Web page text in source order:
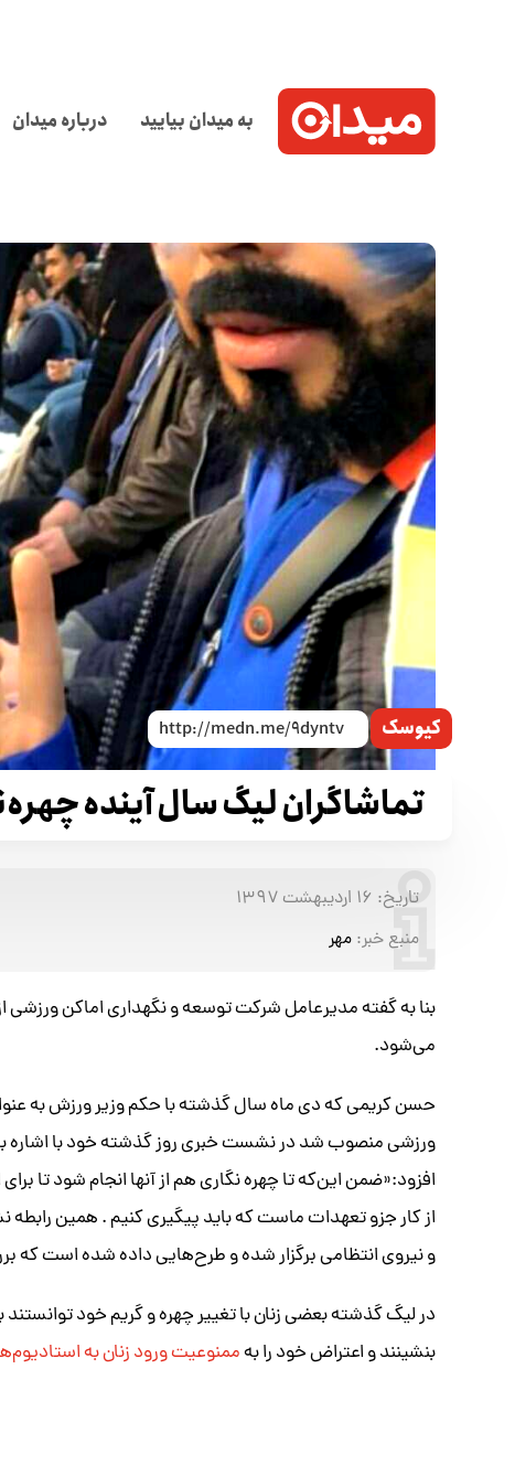
به میدان بیایید درباره میدان
کیوسک
تماشاگران لیگ سال آینده
تاریخ: ۱۶ اردیبهشت ۱۳۹۷
منبع خبر: مهر
بنا به گفته مدیرعامل شرکت توسعه و نگهداری اماکن ورزشی
می‌شود.
حسن کریمی که دی ماه سال گذشته با حکم وزیر ورزش به
ورزشی منصوب شد در نشست خبری روز گذشته خود با اشاره
افزود:«ضمن این‌که تا چهره نگاری هم از آنها انجام شود تا
از کار جزو تعهدات ماست که باید پیگیری کنیم . همین
و نیروی انتظامی برگزار شده و طرح‌هایی داده شده است که
در لیگ گذشته بعضی زنان با تغییر چهره و گریم خود
بنشینند و اعتراض خود را بهممنوعیت ورود زنان به